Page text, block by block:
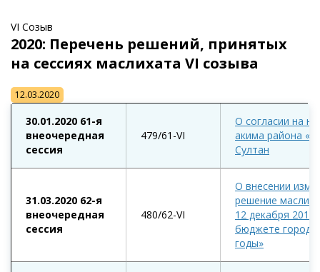
VI Созыв
2020: Перечень решений, принятых
на сессиях маслихата VI созыва
12.03.2020
30.01.2020 61-я
внеочередная
сессия
479/61-VI
О согласии на
акима района
Султан
31.03.2020 62-я
внеочередная
сессия
480/62-VI
О внесении
решение
12 декабря
бюджете города
годы»